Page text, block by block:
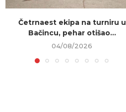
Četrnaest ekipa na turniru u
Bačincu, pehar otišao...
04/08/2026